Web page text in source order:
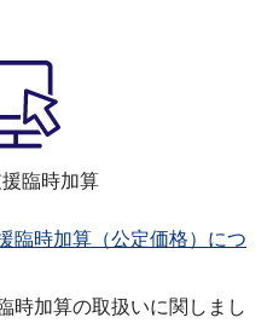
臨時加算
臨時加算（公定価格）につ
時加算の取扱いに関しまし